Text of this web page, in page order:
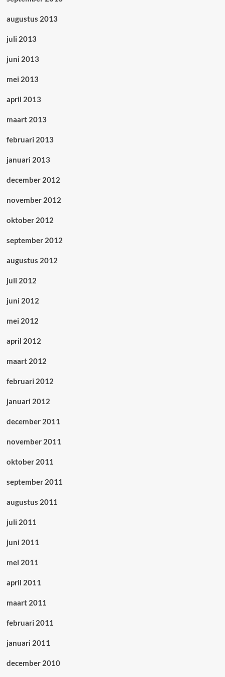
augustus 2013
juli 2013
juni 2013
mei 2013
april 2013
maart 2013
februari 2013
januari 2013
december 2012
november 2012
oktober 2012
september 2012
augustus 2012
juli 2012
juni 2012
mei 2012
april 2012
maart 2012
februari 2012
januari 2012
december 2011
november 2011
oktober 2011
september 2011
augustus 2011
juli 2011
juni 2011
mei 2011
april 2011
maart 2011
februari 2011
januari 2011
december 2010